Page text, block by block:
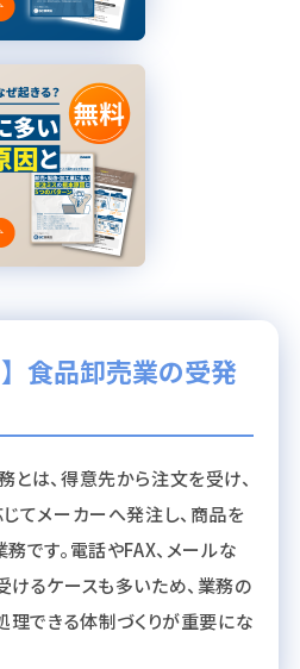
食品卸売業の受発
は、得意先から注文を受け、
てメーカーへ発注し、商品を
です。電話やFAX、メールな
るケースも多いため、業務の
理できる体制づくりが重要にな